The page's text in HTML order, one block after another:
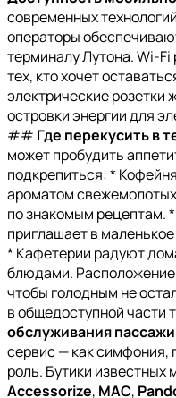
современных
операторы
терминалу Лутона. Wi-
тех, кто хочет
электрические розетки
островки энергии для
## Где перекусить в
может пробудить
подкрепиться: * Кофейня
ароматом
по знакомым рецептам.
приглашает в
* Кафетерии радуют
блюдами. Расположение
чтобы голодным не
в общедоступной
обслуживания
сервис — как симфония,
роль. Бутики известных
Accessorize, MAC,